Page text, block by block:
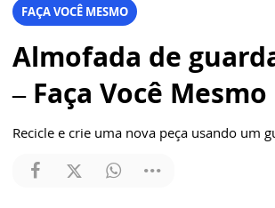
FAÇA VOCÊ MESMO
Almofada de
– Faça Você Mesmo
Recicle e crie uma nova peça usando um